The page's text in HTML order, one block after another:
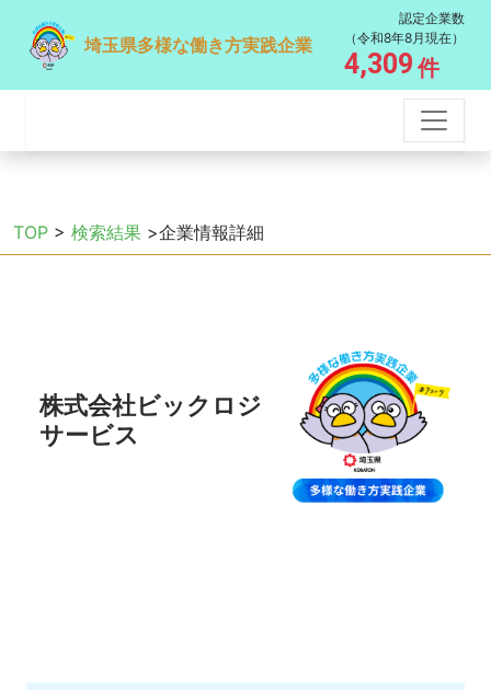
埼玉県多様な働き方実践企業
認定企業数
（令和8年8月現在）
4,309 件
TOP > 検索結果 >企業情報詳細
株式会社ビックロジ
サービス